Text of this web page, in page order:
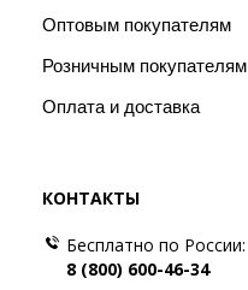
Оптовым покупателям
Розничным покупателям
Оплата и доставка
КОНТАКТЫ
Бесплатно по России:
8 (800) 600-46-34